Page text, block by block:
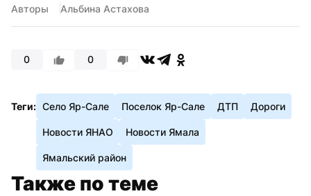
Авторы Альбина Астахова
0 0
Теги: Село Яр-Сале Поселок Яр-Сале ДТП Дороги
Новости ЯНАО Новости Ямала
Ямальский район
Также по теме